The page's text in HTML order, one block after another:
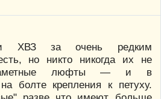
ХВЗ за очень редким
но никто никогда их не
люфты — и в
болте крепления к петуху.